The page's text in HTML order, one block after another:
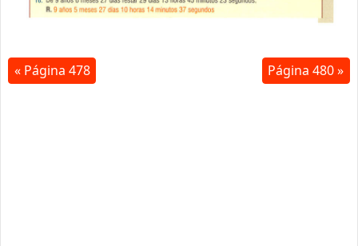
« Página 478 Página 480 »